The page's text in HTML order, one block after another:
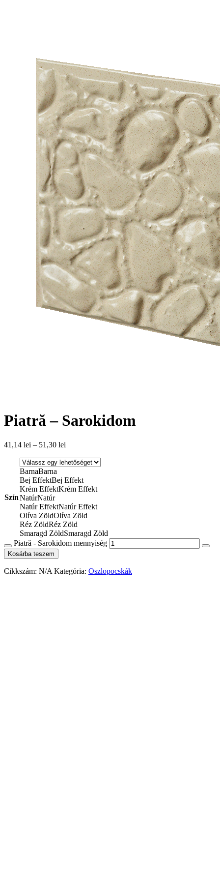
Piatră – Sarokidom
41,14 lei – 51,30 lei
Szín
BarnaBarna
Bej EffektBej Effekt
Krém EffektKrém Effekt
NatúrNatúr
Natúr EffektNatúr Effekt
Olíva ZöldOlíva Zöld
Réz ZöldRéz Zöld
Smaragd ZöldSmaragd Zöld
Piatră - Sarokidom mennyiség
Kosárba teszem
Cikkszám: N/A Kategória: Oszlopocskák